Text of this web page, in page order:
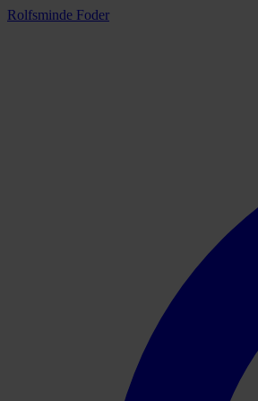
Rolfsminde Foder